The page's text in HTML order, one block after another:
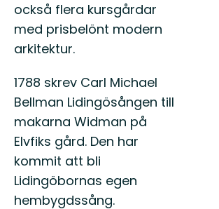
också flera kursgårdar
med prisbelönt modern
arkitektur.
1788 skrev Carl Michael
Bellman Lidingösången till
makarna Widman på
Elvfiks gård. Den har
kommit att bli
Lidingöbornas egen
hembygdssång.